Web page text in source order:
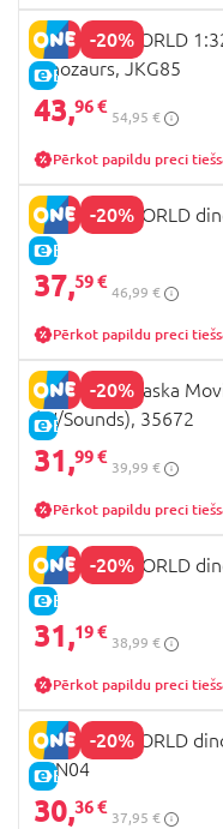
-20%
E-CENA
JURASSIC WORLD
dinozaurs, JKG85
43,96 €
54,95 €
Pērkot papildu preci
-20%
E-CENA
JURRASIC WORLD
37,59 €
46,99 €
Pērkot papildu preci
-20%
E-CENA
GODZILLA maska
(W/Sounds), 35672
31,99 €
39,99 €
Pērkot papildu preci
-20%
E-CENA
JURRASIC WORLD
31,19 €
38,99 €
Pērkot papildu preci
-20%
E-CENA
JURASSIC WORLD
JKN04
30,36 €
37,95 €